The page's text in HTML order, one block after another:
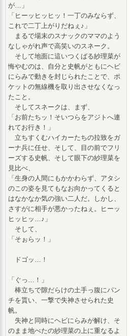
が…」
「ヒーッヒッヒッ！一丁のみならず、
これで二丁上がりだねぇ♪」
まるで場末のスナックのママのよう
なしゃがれ声で高笑いのスネーク。
そして地面に這いつくばる紗理菜が
悔やむのは、自分と史帆がともにヘビ
にらみで動きを封じられたことで、ポ
ケットの無線機を取り出させなくなっ
たこと。
そしてスネークは、まず、
「お前たちッ！そいつらをアジトへ連
れてお行き！」
立ちすくむハイカーたちの拉致をガ
ーナ兵に任せ、そして、目の前でフリ
ーズする史帆、そして眼下の紗理菜を
見比べ、
「生身の人間にもかかわらず、アタシ
のこの姿を見てもなお向かってくると
はなかなか気の強い二人だ。しかし、
さすがに相手が悪かったねぇ。ヒーッ
ヒッヒッ…♪」
そして、
「そぉらッ！」
ドゴッ…！
「ぐっ…！」
棒立ちで隙だらけの土手っ腹にパン
チを貰い、一撃で失神させられた史
帆。
失神と同時にヘビにらみが解け、そ
のまま地べたの紗理菜の上に重なるよ